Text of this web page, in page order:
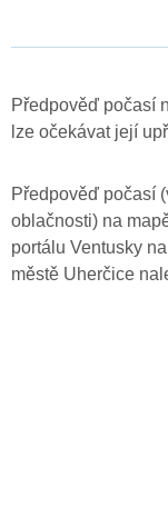
Předpověď počasí
lze očekávat její
Předpověď počasí
oblačnosti) na
portálu Ventusky
městě Uherčice